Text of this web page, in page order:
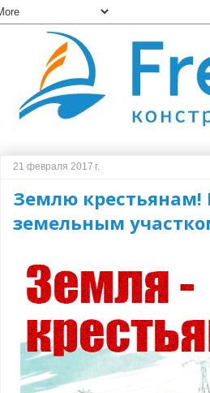
21 февраля 2017 г.
Землю крестьянам!
земельным